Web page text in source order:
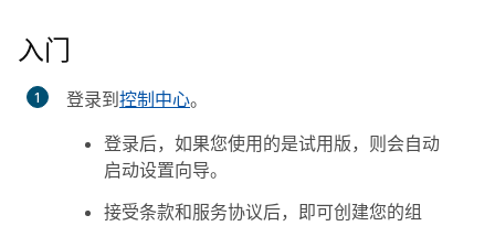
入门
登录到 控制中心。
登录后，如果您使用的是试用版，则会自动
启动设置向导。
接受条款和服务协议后，即可创建您的组